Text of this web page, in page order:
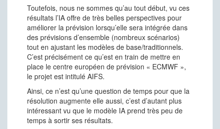
Toutefois, nous ne sommes qu’au tout début, vu ces
résultats l’IA offre de très belles perspectives pour
améliorer la prévision lorsqu’elle sera intégrée dans
des prévisions d’ensemble (nombreux scénarios)
tout en ajustant les modèles de base/traditionnels.
C’est précisément ce qu’est en train de mettre en
place le centre européen de prévision « ECMWF »,
le projet est intitulé AIFS.
Ainsi, ce n’est qu’une question de temps pour que la
résolution augmente elle aussi, c’est d’autant plus
intéressant vu que le modèle IA prend très peu de
temps à sortir ses résultats.